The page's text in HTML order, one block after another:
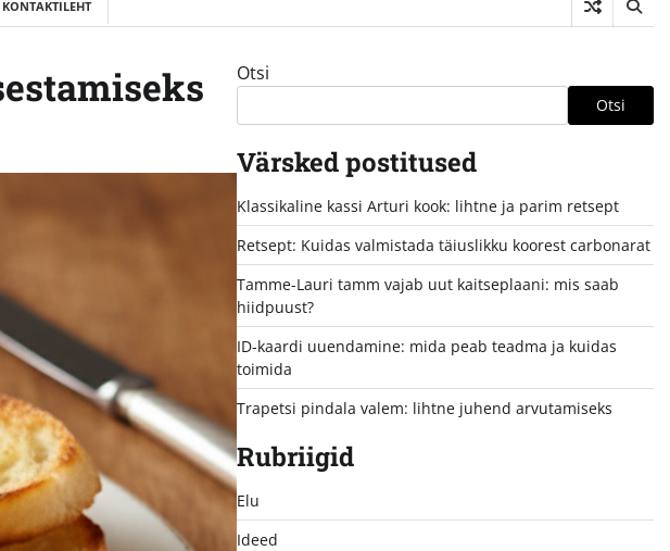
KONTAKTILEHT
Otsi
Otsi
Värsked postitused
Klassikaline kassi Arturi kook: lihtne ja parim retsept
Retsept: Kuidas valmistada täiuslikku koorest carbonarat
Tamme-Lauri tamm vajab uut kaitseplaani: mis saab
hiidpuust?
ID-kaardi uuendamine: mida peab teadma ja kuidas
toimida
Trapetsi pindala valem: lihtne juhend arvutamiseks
Rubriigid
Elu
Ideed